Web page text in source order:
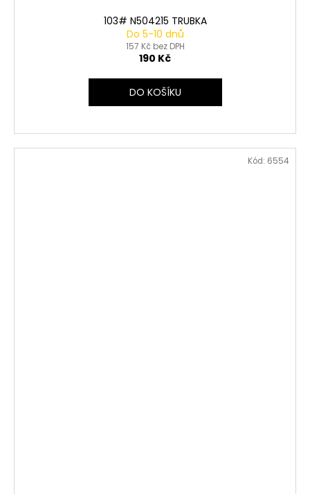
103# N504215 TRUBKA
Do 5-10 dnů
157 Kč bez DPH
190 Kč
DO KOŠÍKU
Kód: 6554